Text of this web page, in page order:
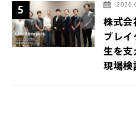
5
株式
ブレ
生を支
現場検